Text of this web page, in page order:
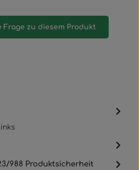
Frage zu diesem Produkt
988 Produktsicherheit